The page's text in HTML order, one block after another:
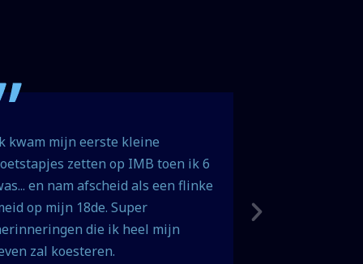
kwam mijn eerste kleine
zetten op IMB toen ik 6
en nam afscheid als een flinke
op mijn 18de. Super
die ik heel mijn
zal koesteren.